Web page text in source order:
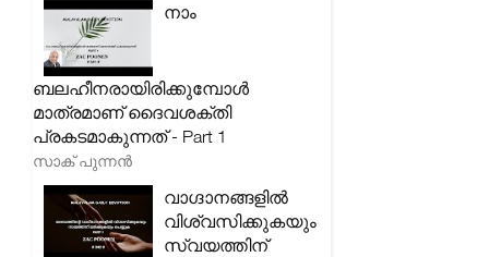
നാം
ബലഹീനരായിരിക്കുമ്പോൾ
മാത്രമാണ് ദൈവശക്തി
പ്രകടമാകുന്നത് - Part 1
സാക് പുന്നൻ
വാഗ്ദാനങ്ങളിൽ
വിശ്വസിക്കുകയും
സ്വയത്തിന്